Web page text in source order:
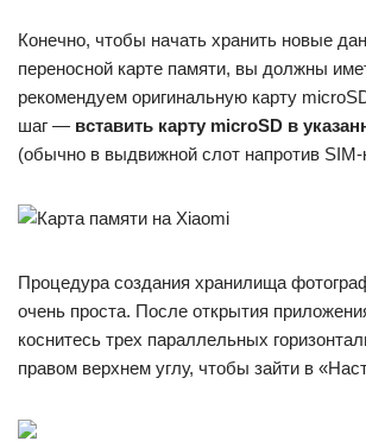
Конечно, чтобы начать хранить новые
переносной карте памяти, вы должны
рекомендуем оригинальную карту
шаг — вставить карту microSD в
(обычно в выдвижной слот напротив SIM-
Процедура создания хранилища
очень проста. После открытия
коснитесь трех параллельных
правом верхнем углу, чтобы зайти в